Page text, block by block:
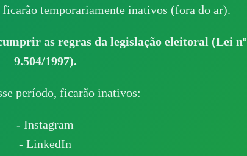
ficarão temporariamente inativos (fora do ar).
as regras da legislação eleitoral (Lei nº
9.504/1997).
período, ficarão inativos:
- Instagram
- LinkedIn